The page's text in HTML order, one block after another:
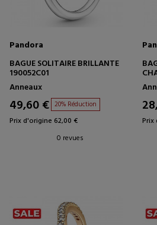
Pandora
BAGUE SOLITAIRE BRILLANTE
190052C01
Anneaux
49,60 € 20% Réduction
Prix d'origine 62,00 €
0 revues
Prix